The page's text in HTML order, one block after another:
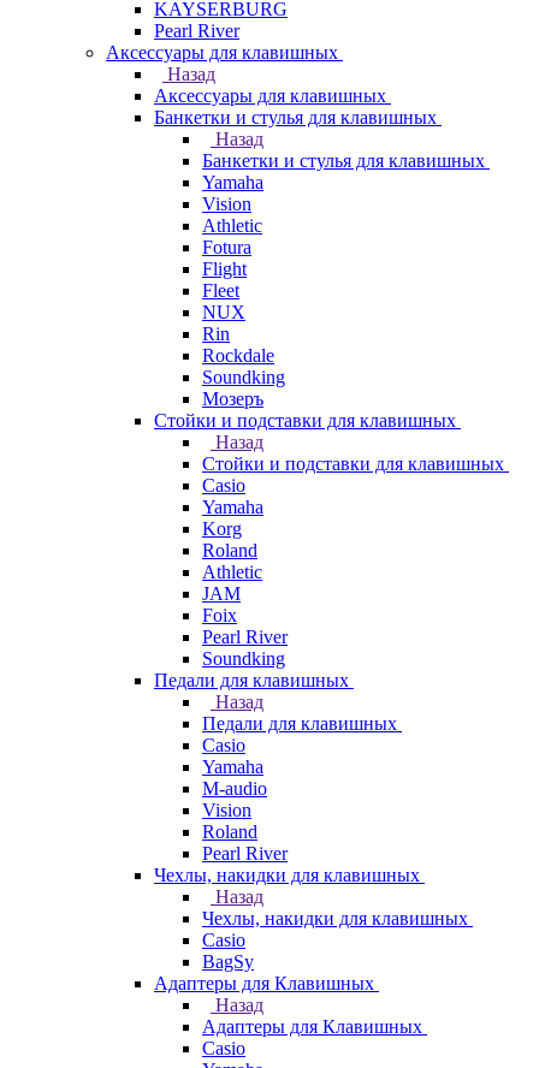
KAYSERBURG
Pearl River
Аксессуары для клавишных
Назад
Аксессуары для клавишных
Банкетки и стулья для клавишных
Назад
Банкетки и стулья для клавишных
Yamaha
Vision
Athletic
Fotura
Flight
Fleet
NUX
Rin
Rockdale
Soundking
Мозеръ
Стойки и подставки для клавишных
Назад
Стойки и подставки для клавишных
Casio
Yamaha
Korg
Roland
Athletic
JAM
Foix
Pearl River
Soundking
Педали для клавишных
Назад
Педали для клавишных
Casio
Yamaha
M-audio
Vision
Roland
Pearl River
Чехлы, накидки для клавишных
Назад
Чехлы, накидки для клавишных
Casio
BagSy
Адаптеры для Клавишных
Назад
Адаптеры для Клавишных
Casio